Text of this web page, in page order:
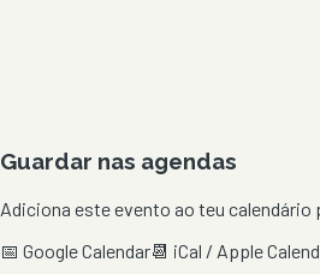
Guardar nas agendas
Adiciona este evento ao teu calendário
📅 Google Calendar📆 iCal / Apple